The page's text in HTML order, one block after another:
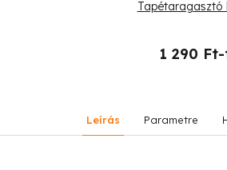
Tapétaragasztó
1 290
Leírás Parametre